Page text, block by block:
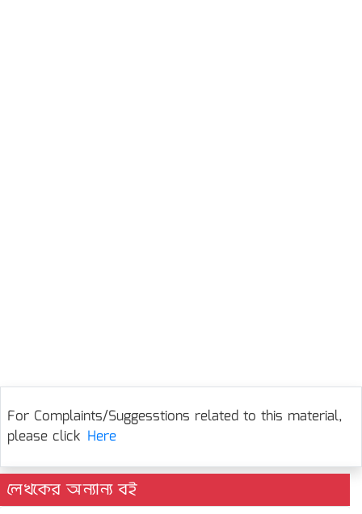
For Complaints/Suggesstions related to this material,
please click Here
লেখকের অন্যান্য বই